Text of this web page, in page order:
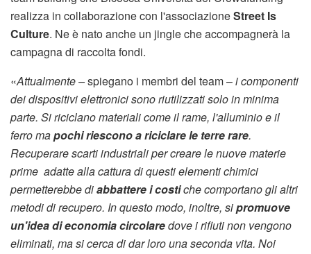
realizza in collaborazione con l'associazioneStreet Is
Culture. Ne è nato anche un jingle che accompagnerà la
campagna di raccolta fondi.
«Attualmente –spiegano i membri del team –i componenti
dei dispositivi elettronici sono riutilizzati solo in minima
parte. Si riciclano materiali come il rame, l'alluminio e il
ferro mapochi riescono a riciclare le terre rare.
Recuperare scarti industriali per creare le nuove materie
prime adatte alla cattura di questi elementi chimici
permetterebbe diabbattere i costiche comportano gli altri
metodi di recupero. In questo modo, inoltre, sipromuove
un'idea di economia circolaredove i rifiuti non vengono
eliminati, ma si cerca di dar loro una seconda vita. Noi